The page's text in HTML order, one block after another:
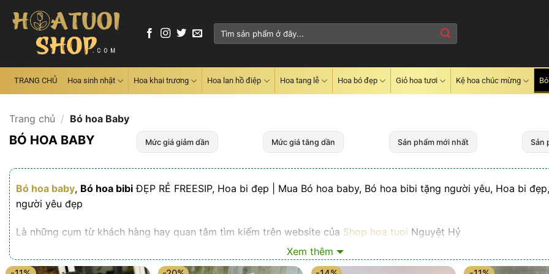
Tìm
TRANG CHỦ Hoa sinh nhật Hoa khai trương Hoa lan hồ điệp Hoa tang lễ Hoa bó đẹp Giỏ hoa tươi Kệ hoa chúc mừng
Trang chủ / Bó hoa Baby
BÓ HOA BABY Mức giá giảm dần Mức giá tăng dần Sản phẩm mới nhất Sản
Bó hoa baby, Bó hoa bibi ĐẸP RẺ FREESIP, Hoa bi đẹp | Mua Bó hoa baby, Bó hoa bibi tặng người yêu, Hoa bi
người yêu đẹp
Là những cụm từ khách hàng hay quan tâm tìm kiếm trên website của Shop hoa tuoi Nguyệt Hỷ
Xem thêm